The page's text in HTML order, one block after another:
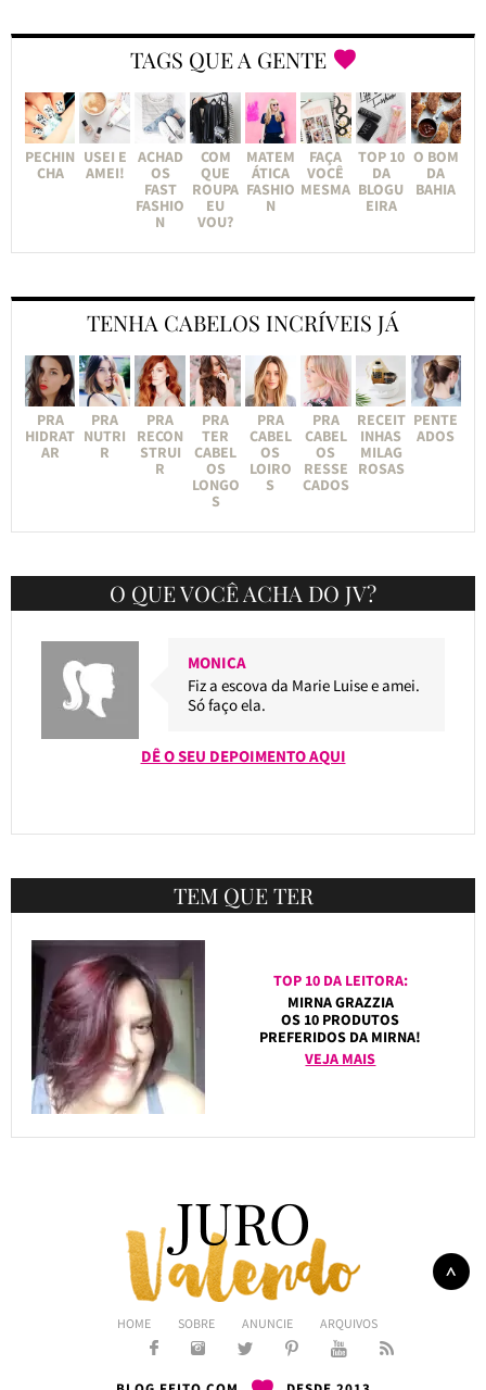
TAGS QUE A GENTE
PECHIN
CHA
USEI E
AMEI!
ACHAD
OS
FAST
FASHIO
N
COM
QUE
ROUPA
EU
VOU?
MATEM
ÁTICA
FASHIO
N
FAÇA
VOCÊ
MESMA
TOP 10
DA
BLOGU
EIRA
O BOM
DA
BAHIA
TENHA CABELOS INCRÍVEIS JÁ
PRA
HIDRAT
AR
PRA
NUTRI
R
PRA
RECON
STRUI
R
PRA
TER
CABEL
OS
LONGO
S
PRA
CABEL
OS
LOIRO
S
PRA
CABEL
OS
RESSE
CADOS
RECEIT
INHAS
MILAG
ROSAS
PENTE
ADOS
O QUE VOCÊ ACHA DO JV?
MONICA
Fiz a escova da Marie Luise e amei.
Só faço ela.
DÊ O SEU DEPOIMENTO AQUI
TEM QUE TER
TOP 10 DA LEITORA:
MIRNA GRAZZIA
OS 10 PRODUTOS
PREFERIDOS DA MIRNA!
VEJA MAIS
HOME SOBRE ANUNCIE ARQUIVOS